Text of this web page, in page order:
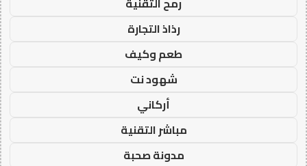
رذاذ التجارة
طعم وكيف
شهود نت
أركاني
مباشر التقنية
مدونة صحبة